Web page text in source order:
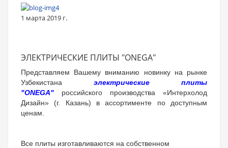
1 марта 2019 г.
ЭЛЕКТРИЧЕСКИЕ ПЛИТЫ "ONEGA"
Представляем Вашему вниманию новинку на рынке
Узбекистана электрические плиты
"ONEGA" российского производства «Интерхолод
Дизайн» (г. Казань) в ассортименте по доступным
ценам.
Все плиты изготавливаются на собственном